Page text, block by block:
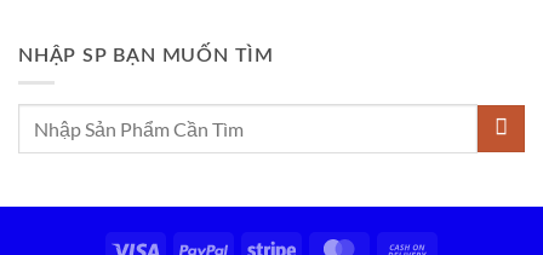
NHẬP SP BẠN MUỐN TÌM
Visa PayPal Stripe MasterCard